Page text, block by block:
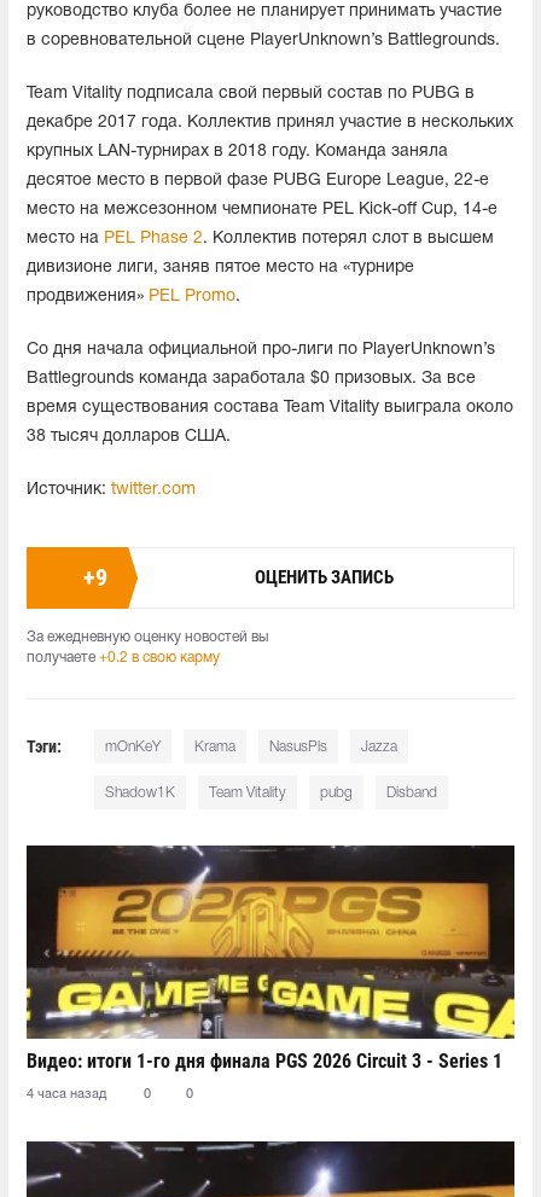
руководство клуба более не планирует принимать участие
в соревновательной сцене PlayerUnknown’s Battlegrounds.
Team Vitality подписала свой первый состав по PUBG в
декабре 2017 года. Коллектив принял участие в нескольких
крупных LAN-турнирах в 2018 году. Команда заняла
десятое место в первой фазе PUBG Europe League, 22-е
место на межсезонном чемпионате PEL Kick-off Cup, 14-е
место на PEL Phase 2. Коллектив потерял слот в высшем
дивизионе лиги, заняв пятое место на «турнире
продвижения» PEL Promo.
Со дня начала официальной про-лиги по PlayerUnknown’s
Battlegrounds команда заработала $0 призовых. За все
время существования состава Team Vitality выиграла около
38 тысяч долларов США.
Источник: twitter.com
+9 ОЦЕНИТЬ ЗАПИСЬ
За ежедневную оценку новостей вы
получаете +0.2 в свою карму
Тэги: mOnKeY Krama NasusPls Jazza
Shadow1K Team Vitality pubg Disband
Видео: итоги 1-го дня финала PGS 2026 Circuit 3 - Series 1
4 часа назад 0 0